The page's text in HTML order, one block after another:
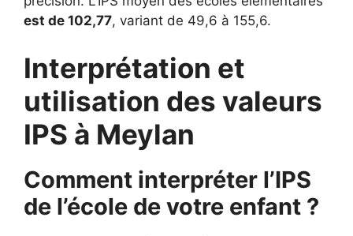
est de 102,77, variant de 49,6 à 155,6.
Interprétation et
utilisation des valeurs
IPS à Meylan
Comment interpréter l’IPS
de l’école de votre enfant ?